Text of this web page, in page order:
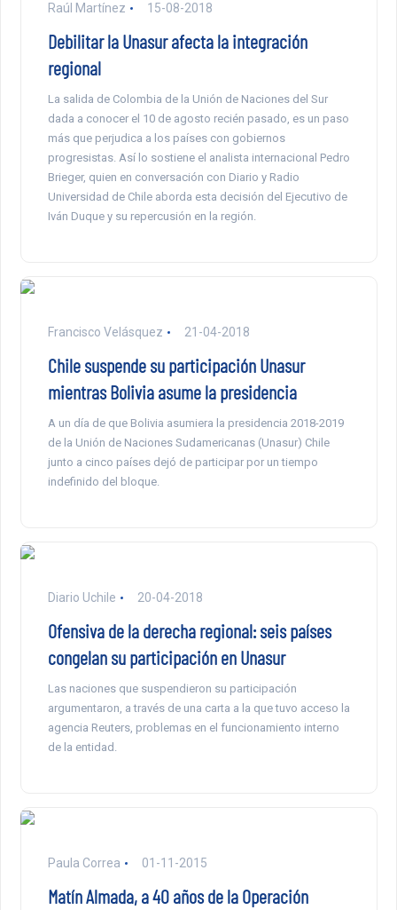
Raúl Martínez 15-08-2018
Debilitar la Unasur afecta la integración
regional
La salida de Colombia de la Unión de Naciones del Sur
dada a conocer el 10 de agosto recién pasado, es un paso
más que perjudica a los países con gobiernos
progresistas. Así lo sostiene el analista internacional Pedro
Brieger, quien en conversación con Diario y Radio
Universidad de Chile aborda esta decisión del Ejecutivo de
Iván Duque y su repercusión en la región.
Francisco Velásquez 21-04-2018
Chile suspende su participación Unasur
mientras Bolivia asume la presidencia
A un día de que Bolivia asumiera la presidencia 2018-2019
de la Unión de Naciones Sudamericanas (Unasur) Chile
junto a cinco países dejó de participar por un tiempo
indefinido del bloque.
Diario Uchile 20-04-2018
Ofensiva de la derecha regional: seis países
congelan su participación en Unasur
Las naciones que suspendieron su participación
argumentaron, a través de una carta a la que tuvo acceso la
agencia Reuters, problemas en el funcionamiento interno
de la entidad.
Paula Correa 01-11-2015
Matín Almada, a 40 años de la Operación